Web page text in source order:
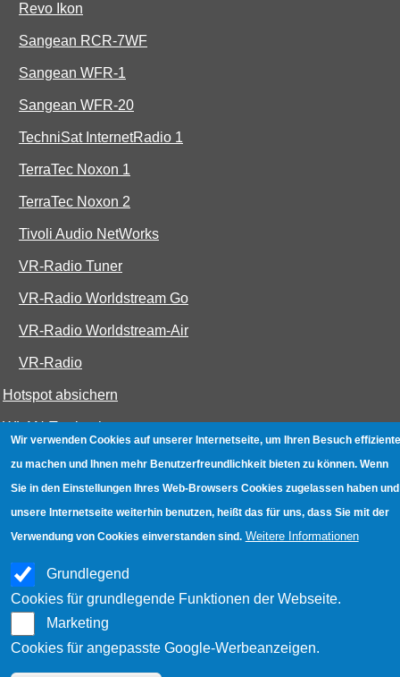
Revo Ikon
Sangean RCR-7WF
Sangean WFR-1
Sangean WFR-20
TechniSat InternetRadio 1
TerraTec Noxon 1
TerraTec Noxon 2
Tivoli Audio NetWorks
VR-Radio Tuner
VR-Radio Worldstream Go
VR-Radio Worldstream-Air
VR-Radio
Hotspot absichern
WLAN-Testbuch
Datenschutz|Impressum|Kontakt
Wir verwenden Cookies auf unserer Internetseite, um Ihren Besuch
zu machen und Ihnen mehr Benutzerfreundlichkeit bieten zu können. Wenn
Sie in den Einstellungen Ihres Web-Browsers Cookies zugelassen haben und
unsere Internetseite weiterhin benutzen, heißt das für uns, dass Sie mit der
Verwendung von Cookies einverstanden sind. Weitere Informationen
Grundlegend
Cookies für grundlegende Funktionen der Webseite.
Marketing
Cookies für angepasste Google-Werbeanzeigen.